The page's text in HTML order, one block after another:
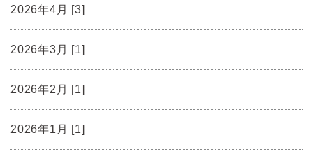
2026年4月 [3]
2026年3月 [1]
2026年2月 [1]
2026年1月 [1]